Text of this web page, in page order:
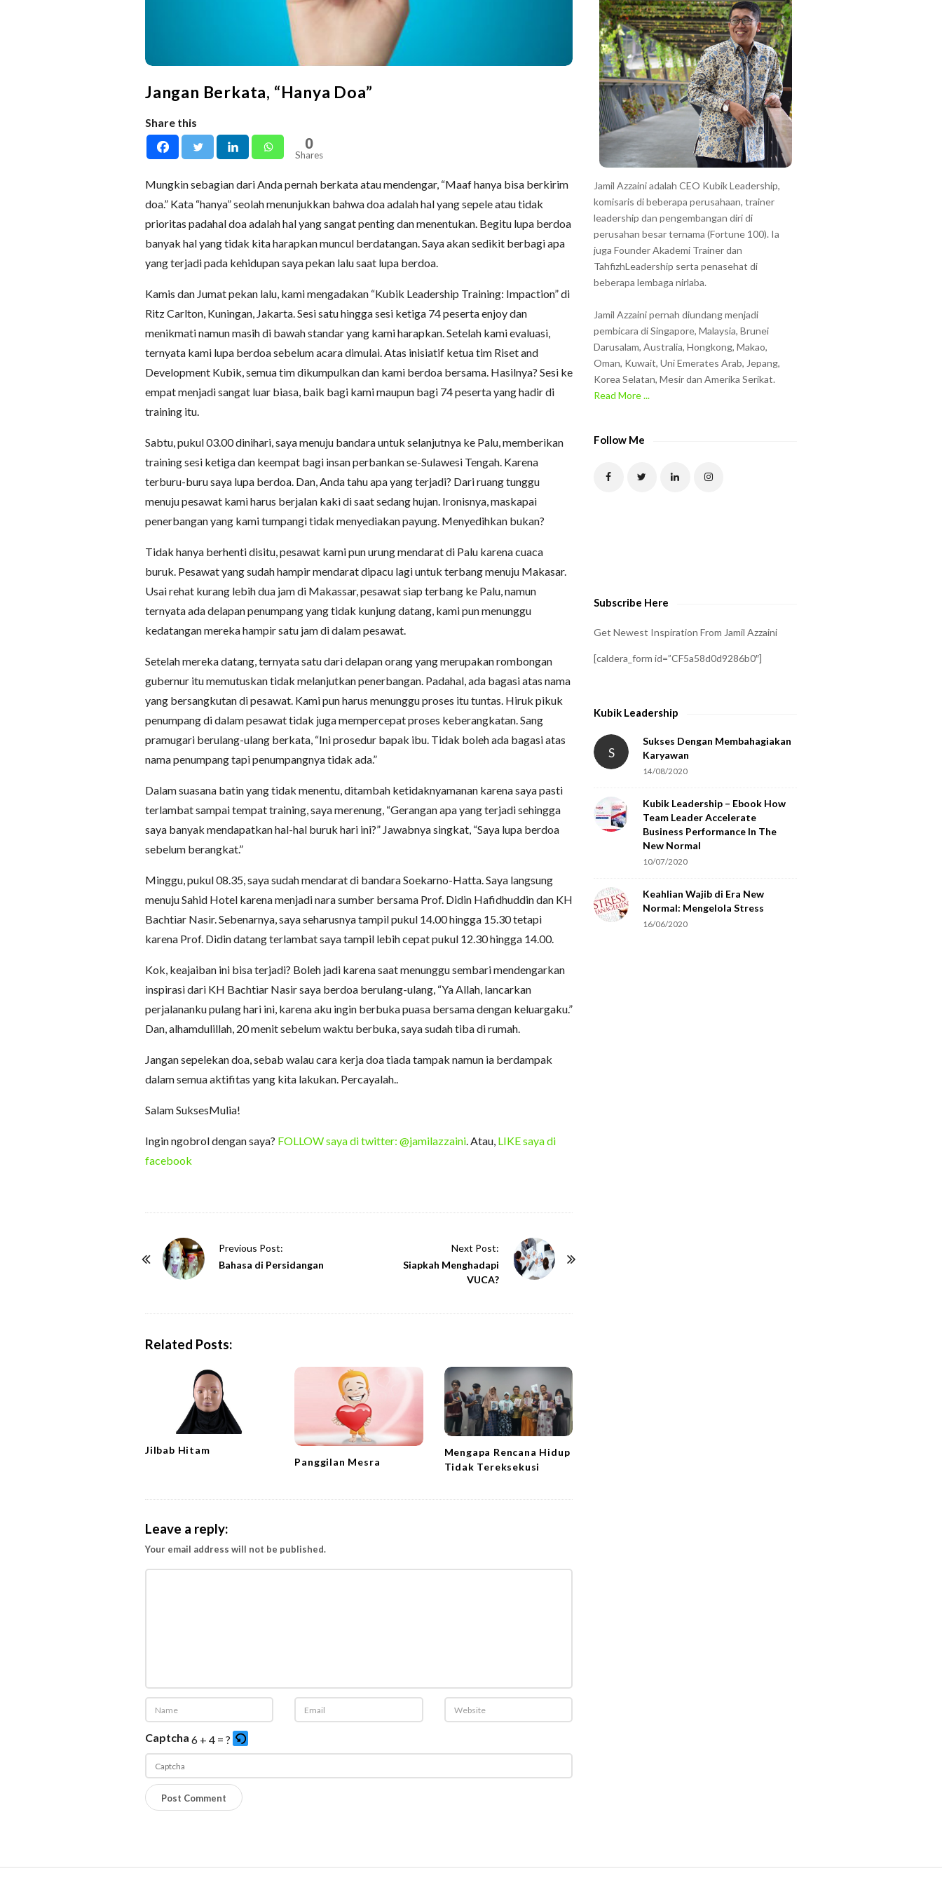
Jangan Berkata, “Hanya Doa”
Share this
0
Shares
Mungkin sebagian dari Anda pernah berkata atau mendengar, “Maaf hanya bisa berkirim
doa.” Kata “hanya” seolah menunjukkan bahwa doa adalah hal yang sepele atau tidak
prioritas padahal doa adalah hal yang sangat penting dan menentukan. Begitu lupa berdoa
banyak hal yang tidak kita harapkan muncul berdatangan. Saya akan sedikit berbagi apa
yang terjadi pada kehidupan saya pekan lalu saat lupa berdoa.
Kamis dan Jumat pekan lalu, kami mengadakan “Kubik Leadership Training: Impaction” di
Ritz Carlton, Kuningan, Jakarta. Sesi satu hingga sesi ketiga 74 peserta enjoy dan
menikmati namun masih di bawah standar yang kami harapkan. Setelah kami evaluasi,
ternyata kami lupa berdoa sebelum acara dimulai. Atas inisiatif ketua tim Riset and
Development Kubik, semua tim dikumpulkan dan kami berdoa bersama. Hasilnya? Sesi ke
empat menjadi sangat luar biasa, baik bagi kami maupun bagi 74 peserta yang hadir di
training itu.
Sabtu, pukul 03.00 dinihari, saya menuju bandara untuk selanjutnya ke Palu, memberikan
training sesi ketiga dan keempat bagi insan perbankan se-Sulawesi Tengah. Karena
terburu-buru saya lupa berdoa. Dan, Anda tahu apa yang terjadi? Dari ruang tunggu
menuju pesawat kami harus berjalan kaki di saat sedang hujan. Ironisnya, maskapai
penerbangan yang kami tumpangi tidak menyediakan payung. Menyedihkan bukan?
Tidak hanya berhenti disitu, pesawat kami pun urung mendarat di Palu karena cuaca
buruk. Pesawat yang sudah hampir mendarat dipacu lagi untuk terbang menuju Makasar.
Usai rehat kurang lebih dua jam di Makassar, pesawat siap terbang ke Palu, namun
ternyata ada delapan penumpang yang tidak kunjung datang, kami pun menunggu
kedatangan mereka hampir satu jam di dalam pesawat.
Setelah mereka datang, ternyata satu dari delapan orang yang merupakan rombongan
gubernur itu memutuskan tidak melanjutkan penerbangan. Padahal, ada bagasi atas nama
yang bersangkutan di pesawat. Kami pun harus menunggu proses itu tuntas. Hiruk pikuk
penumpang di dalam pesawat tidak juga mempercepat proses keberangkatan. Sang
pramugari berulang-ulang berkata, “Ini prosedur bapak ibu. Tidak boleh ada bagasi atas
nama penumpang tapi penumpangnya tidak ada.”
Dalam suasana batin yang tidak menentu, ditambah ketidaknyamanan karena saya pasti
terlambat sampai tempat training, saya merenung, “Gerangan apa yang terjadi sehingga
saya banyak mendapatkan hal-hal buruk hari ini?” Jawabnya singkat, “Saya lupa berdoa
sebelum berangkat.”
Minggu, pukul 08.35, saya sudah mendarat di bandara Soekarno-Hatta. Saya langsung
menuju Sahid Hotel karena menjadi nara sumber bersama Prof. Didin Hafidhuddin dan KH
Bachtiar Nasir. Sebenarnya, saya seharusnya tampil pukul 14.00 hingga 15.30 tetapi
karena Prof. Didin datang terlambat saya tampil lebih cepat pukul 12.30 hingga 14.00.
Kok, keajaiban ini bisa terjadi? Boleh jadi karena saat menunggu sembari mendengarkan
inspirasi dari KH Bachtiar Nasir saya berdoa berulang-ulang, “Ya Allah, lancarkan
perjalananku pulang hari ini, karena aku ingin berbuka puasa bersama dengan keluargaku.”
Dan, alhamdulillah, 20 menit sebelum waktu berbuka, saya sudah tiba di rumah.
Jangan sepelekan doa, sebab walau cara kerja doa tiada tampak namun ia berdampak
dalam semua aktifitas yang kita lakukan. Percayalah..
Salam SuksesMulia!
Ingin ngobrol dengan saya? FOLLOW saya di twitter: @jamilazzaini . Atau, LIKE saya di
facebook
Previous Post:
Bahasa di Persidangan
Next Post:
Siapkah Menghadapi
VUCA?
Related Posts:
Jilbab Hitam
Panggilan Mesra
Mengapa Rencana Hidup
Tidak Tereksekusi
Leave a reply:
Your email address will not be published.
Captcha 6 + 4 = ?
P
Jamil Azzaini adalah CEO Kubik Leadership,
komisaris di beberapa perusahaan, trainer
leadership dan pengembangan diri di
perusahan besar ternama (Fortune 100). Ia
juga Founder Akademi Trainer dan
TahfizhLeadership serta penasehat di
beberapa lembaga nirlaba.
Jamil Azzaini pernah diundang menjadi
pembicara di Singapore, Malaysia, Brunei
Darusalam, Australia, Hongkong, Makao,
Oman, Kuwait, Uni Emerates Arab, Jepang,
Korea Selatan, Mesir dan Amerika Serikat.
Read More ...
Follow Me
Subscribe Here
Get Newest Inspiration From Jamil Azzaini
[caldera_form id=”CF5a58d0d9286b0″]
Kubik Leadership
S
Sukses Dengan Membahagiakan
Karyawan
14/08/2020
Kubik Leadership – Ebook How
Team Leader Accelerate
Business Performance In The
New Normal
10/07/2020
Keahlian Wajib di Era New
Normal: Mengelola Stress
16/06/2020